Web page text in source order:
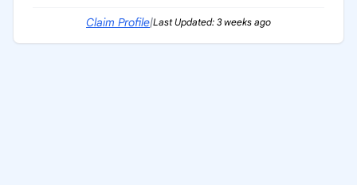
Claim Profile|Last Updated: 3 weeks ago